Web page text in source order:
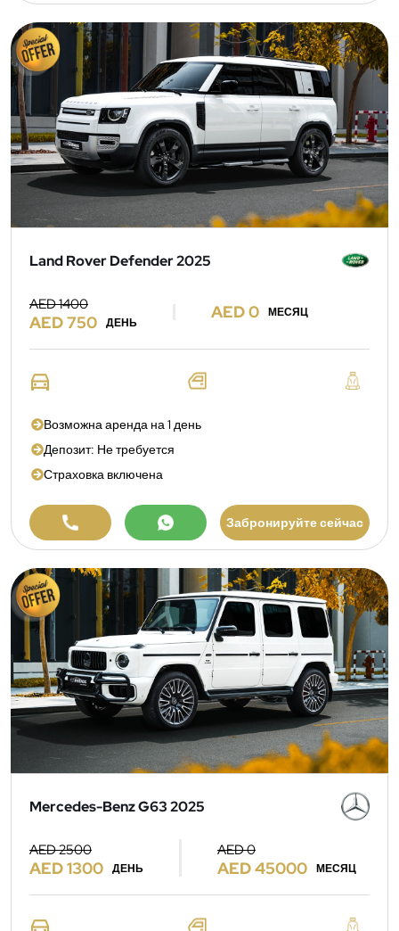
Land Rover Defender 2025
AED 1400
AED 750 ДЕНЬ
AED 0 МЕСЯЦ
Возможна аренда на 1 день
Депозит: Не требуется
Страховка включена
Забронируйте сейчас
Mercedes-Benz G63 2025
AED 2500
AED 1300 ДЕНЬ
AED 0
AED 45000 МЕСЯЦ